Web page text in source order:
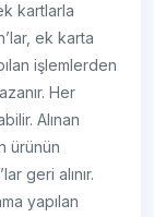
kartlarla
ek karta
işlemlerden
Her
Alınan
ürünün
geri alınır.
yapılan